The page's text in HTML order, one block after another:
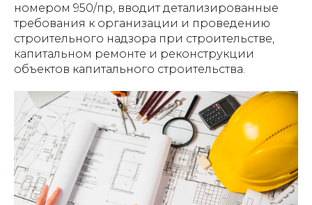
номером 950/пр, вводит детализированные
требования к организации и проведению
строительного надзора при строительстве,
капитальном ремонте и реконструкции
объектов капитального строительства.